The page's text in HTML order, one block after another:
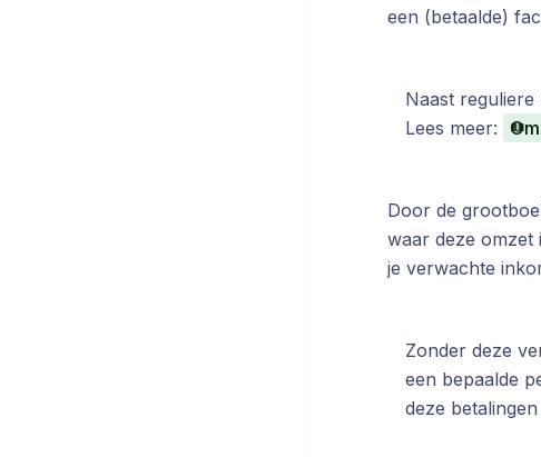
een (betaalde)
Naast
Lees meer:
Door de
waar deze omzet
je verwachte
Zonder deze
een bepaalde
deze